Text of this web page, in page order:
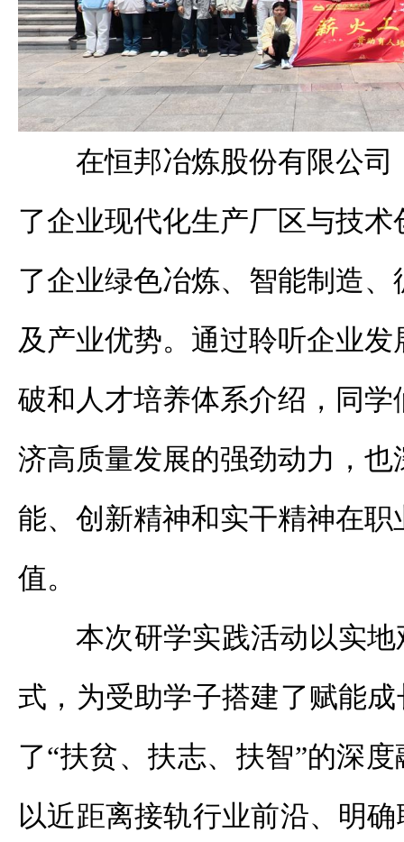
在恒邦冶炼股份有限公司
了企业现代化生产厂区与技
了企业绿色冶炼、智能制造
及产业优势。通过聆听企业
破和人才培养体系介绍，同
济高质量发展的强劲动力，
能、创新精神和实干精神在
值。
本次研学实践活动以实
式，为受助学子搭建了赋能
了“扶贫、扶志、扶智”的深
以近距离接轨行业前沿、明